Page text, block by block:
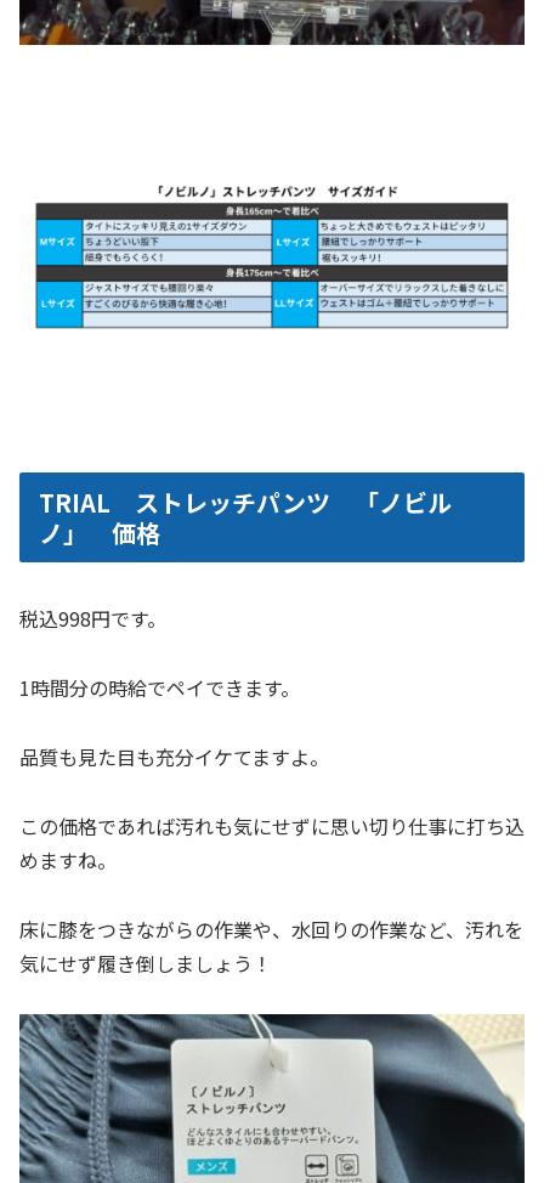
TRIAL ストレッチパンツ 「ノビル
ノ」 価格
税込998円です。
1時間分の時給でペイできます。
品質も見た目も充分イケてますよ。
この価格であれば汚れも気にせずに思い切り仕事に打ち込
めますね。
床に膝をつきながらの作業や、水回りの作業など、汚れを
気にせず履き倒しましょう！